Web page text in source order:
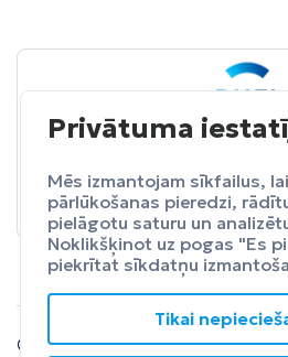
BALTA ceļojumu
© 2024 SIA Fly Travel.
Privātuma
Mēs izmantojam sīkfailus,
pārlūkošanas pieredzi,
pielāgotu saturu un
Noklikšķinot uz pogas "Es
piekrītat sīkdatņu
Tikai